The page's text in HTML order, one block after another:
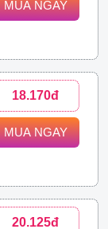
MUA NGAY
18.170đ
MUA NGAY
20.125đ